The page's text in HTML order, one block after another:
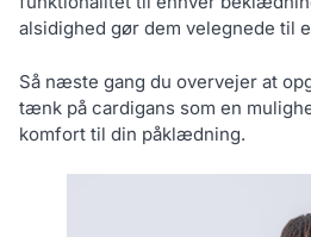
alsidighed gør dem velegnede til
Så næste gang du overvejer at
tænk på cardigans som en
komfort til din påklædning.